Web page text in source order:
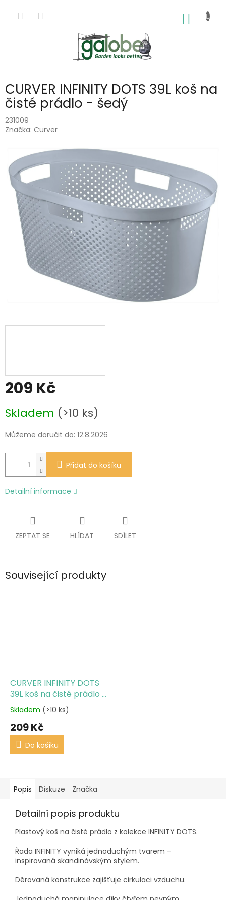
CURVER INFINITY DOTS 39L koš na
čisté prádlo - šedý
231009
Značka: Curver
209 Kč
cena:
Skladem (>10 ks)
Můžeme doručit do: 12.8.2026
Přidat do košíku
Detailní informace
ZEPTAT SE HLÍDAT SDÍLET
Související produkty
CURVER INFINITY DOTS
39L koš na čisté prádlo -
bílý
Skladem (>10 ks)
209 Kč
Do košíku
Popis Diskuze Značka
Detailní popis produktu
Plastový koš na čisté prádlo z kolekce INFINITY DOTS.
Řada INFINITY vyniká jednoduchým tvarem -
inspirovaná skandinávským stylem.
Děrovaná konstrukce zajišťuje cirkulaci vzduchu.